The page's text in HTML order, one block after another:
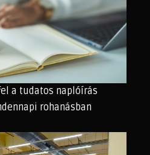
a tudatos naplóírás
rohanásban